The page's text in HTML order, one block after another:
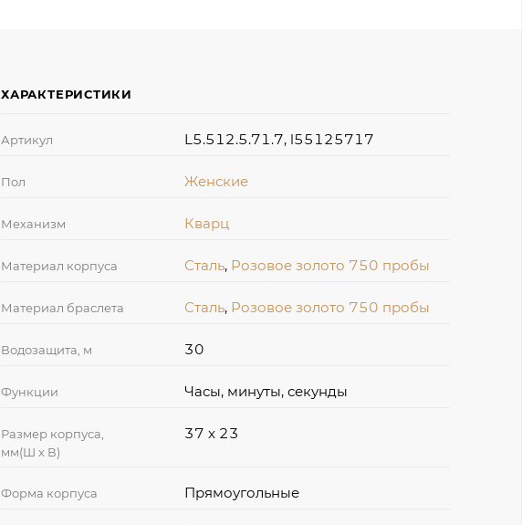
ХАРАКТЕРИСТИКИ
Артикул L5.512.5.71.7, l55125717
Пол Женские
Механизм Кварц
Материал корпуса Сталь, Розовое золото 750 пробы
Материал браслета Сталь, Розовое золото 750 пробы
Водозащита, м 30
Функции Часы, минуты, секунды
Размер корпуса,
мм(Ш х В)
37 x 23
Форма корпуса Прямоугольные